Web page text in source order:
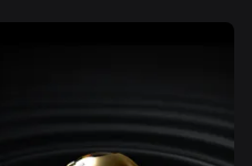
amerykańska pod presją:
szlachetne cofnęły się:
krypto wykazał odporność w
BTC +2,0%, ETH
stablecoinów wskazują,